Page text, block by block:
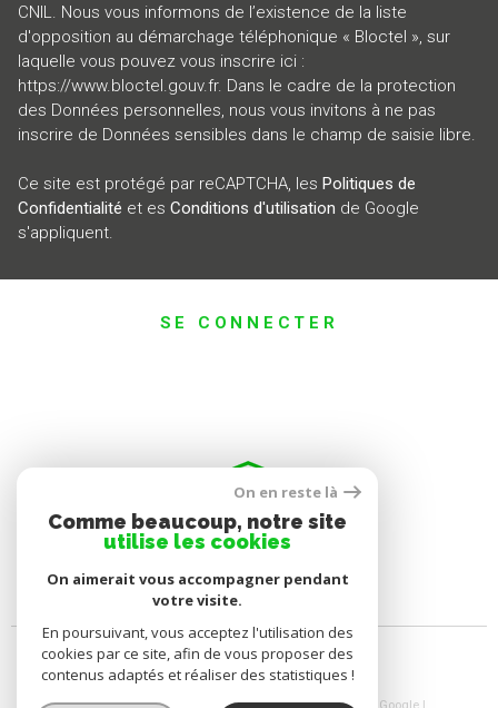
CNIL. Nous vous informons de l’existence de la liste
d'opposition au démarchage téléphonique « Bloctel », sur
laquelle vous pouvez vous inscrire ici :
https://www.bloctel.gouv.fr. Dans le cadre de la protection
des Données personnelles, nous vous invitons à ne pas
inscrire de Données sensibles dans le champ de saisie libre.
Ce site est protégé par reCAPTCHA, les Politiques de
Confidentialité et es Conditions d'utilisation de Google
s'appliquent.
SE CONNECTER
© 2026 | Tous droits réservés | Traduction powered by Google |
On en reste là
Comme beaucoup, notre site
utilise les cookies
On aimerait vous accompagner pendant
votre visite.
En poursuivant, vous acceptez l'utilisation des
cookies par ce site, afin de vous proposer des
contenus adaptés et réaliser des statistiques !